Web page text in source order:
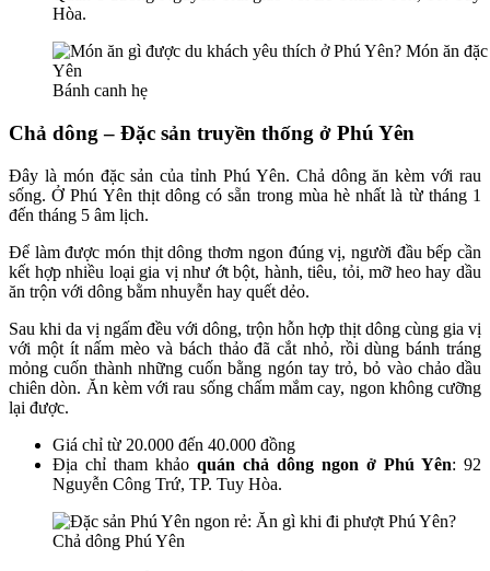
Hòa.
Bánh canh hẹ
Chả dông – Đặc sản truyền thống ở Phú Yên
Đây là món đặc sản của tỉnh Phú Yên. Chả dông ăn kèm với rau
sống. Ở Phú Yên thịt dông có sẵn trong mùa hè nhất là từ tháng 1
đến tháng 5 âm lịch.
Để làm được món thịt dông thơm ngon đúng vị, người đầu bếp cần
kết hợp nhiều loại gia vị như ớt bột, hành, tiêu, tỏi, mỡ heo hay dầu
ăn trộn với dông bằm nhuyễn hay quết dẻo.
Sau khi da vị ngấm đều với dông, trộn hỗn hợp thịt dông cùng gia vị
với một ít nấm mèo và bách thảo đã cắt nhỏ, rồi dùng bánh tráng
mỏng cuốn thành những cuốn bằng ngón tay trỏ, bỏ vào chảo dầu
chiên dòn. Ăn kèm với rau sống chấm mắm cay, ngon không cưỡng
lại được.
Giá chỉ từ 20.000 đến 40.000 đồng
Địa chỉ tham khảo quán chả dông ngon ở Phú Yên: 92
Nguyễn Công Trứ, TP. Tuy Hòa.
Chả dông Phú Yên